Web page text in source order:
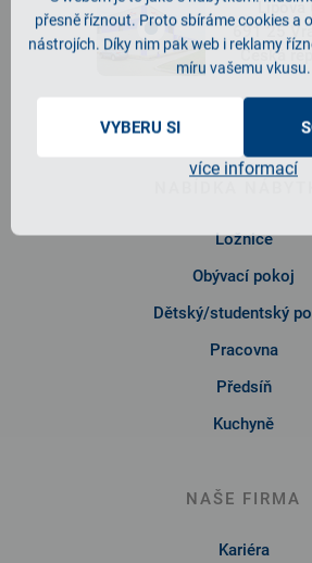
přesně říznout. Proto sbíráme cookies a
nástrojích. Díky nim pak web i reklamy
míru vašemu vkusu.
VYBERU SI
více informací
Lipová
691 25
Česká
Ložnice
Obývací pokoj
Dětský/studentský
Pracovna
Předsíň
Kuchyně
NAŠE FIRMA
Kariéra